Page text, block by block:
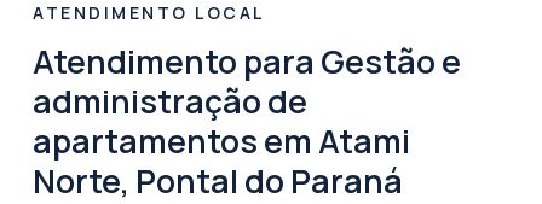
ATENDIMENTO LOCAL
Atendimento para Gestão e
administração de
apartamentos em Atami
Norte, Pontal do Paraná